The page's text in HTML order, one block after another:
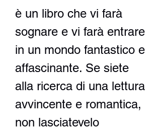
è un libro che vi farà
sognare e vi farà entrare
in un mondo fantastico e
affascinante. Se siete
alla ricerca di una lettura
avvincente e romantica,
non lasciatevelo